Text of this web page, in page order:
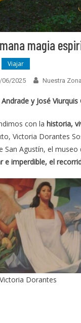
magia
Viajar
06/2025 Nuestra Zona
y José Viurquis
con la historia,
Victoria Dorantes
San Agustín, el
e imperdible, el
Victoria Dorantes